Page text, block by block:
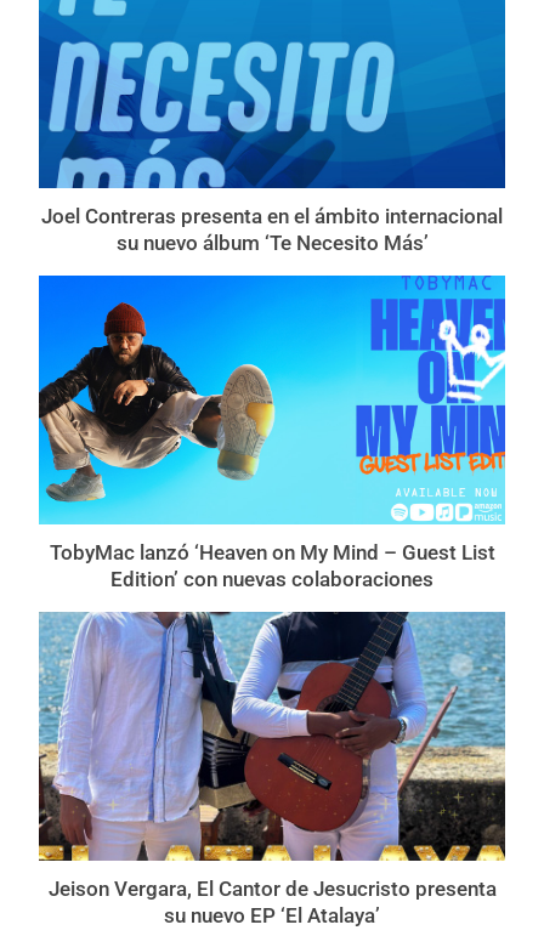
Joel Contreras presenta en el ámbito internacional
su nuevo álbum ‘Te Necesito Más’
TobyMac lanzó ‘Heaven on My Mind – Guest List
Edition’ con nuevas colaboraciones
Jeison Vergara, El Cantor de Jesucristo presenta
su nuevo EP ‘El Atalaya’